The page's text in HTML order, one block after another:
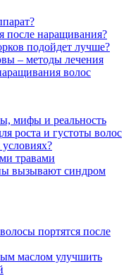
после наращивания?
подойдет лучше?
– методы лечения
волос
мифы и реальность
роста и густоты волос
травами
вызывают синдром
портятся после
маслом улучшить